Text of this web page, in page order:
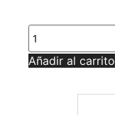
PENDIENTE
EN
NACAR
AG
Añadir al carrito